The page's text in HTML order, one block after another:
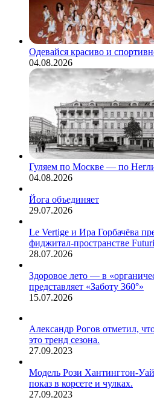
Одевайся красиво и
04.08.2026
Гуляем по Москве — по
04.08.2026
Йога объединяет
29.07.2026
Le Vertige и Ира Горбачёва
фиджитал-пространстве
28.07.2026
Здоровое лето — в
представляет «Заботу 360°»
15.07.2026
Александр Рогов отметил,
это тренд сезона.
27.09.2023
Модель Рози Хантингтон-
показ в корсете и чулках.
27.09.2023